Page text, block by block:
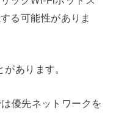
る可能性がありま
あります。
優先ネットワークを